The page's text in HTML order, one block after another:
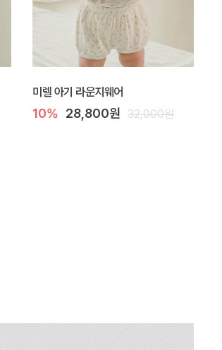
미렐 아기 라운지웨어
10% 28,800원 32,000원